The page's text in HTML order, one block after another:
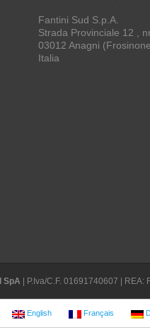
Fantini Sud S.p.A.
Strada Provinciale 12 ,
03012 Anagni
Italia
SpA | P.Iva/C.F. 01691740607 | REA:
English Français